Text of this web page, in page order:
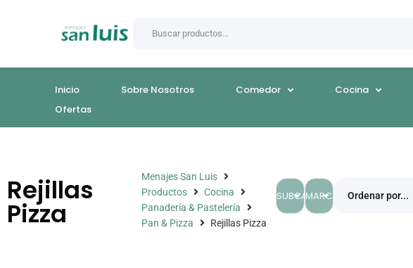
Inicio Sobre Nosotros Comedor Cocina
Ofertas
Rejillas
Pizza
Menajes San Luis
Productos
Cocina
Panadería & Pastelería
Pan & Pizza
Rejillas Pizza
SUBCATEGORÍAS
MARCAS